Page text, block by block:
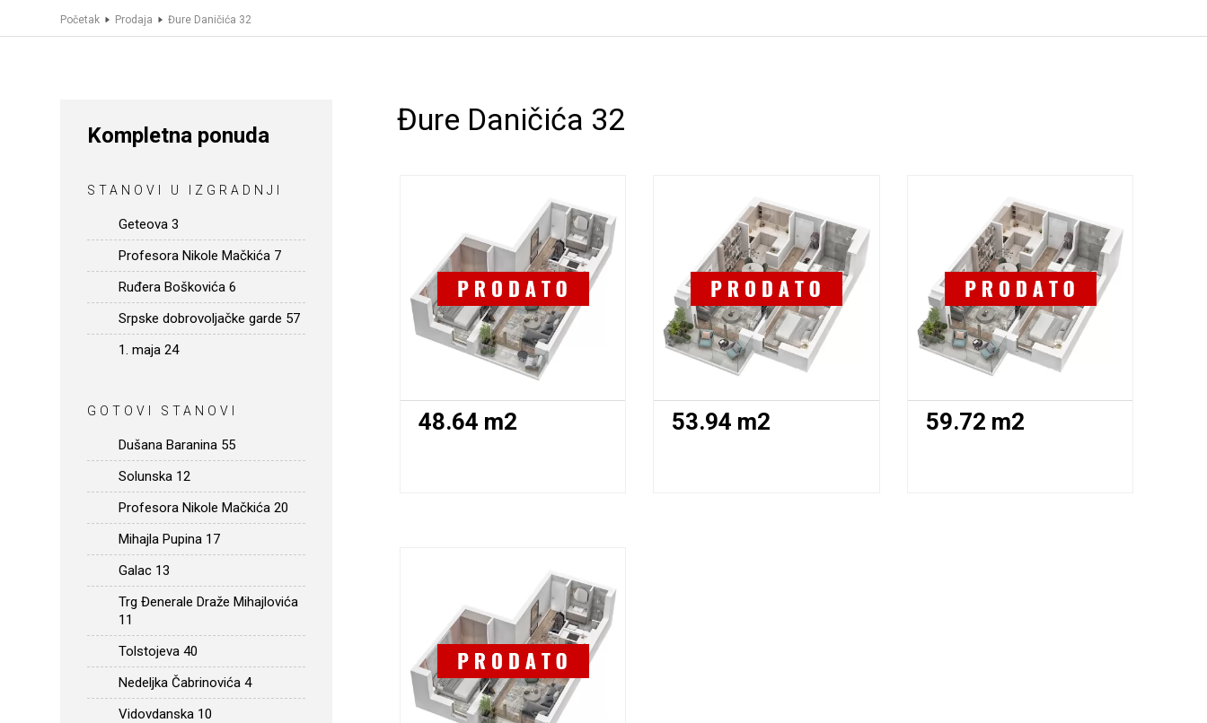
Početak Prodaja Đure Daničića 32
Kompletna ponuda
STANOVI U IZGRADNJI
Geteova 3
Profesora Nikole Mačkića 7
Ruđera Boškovića 6
Srpske dobrovoljačke garde 57
1. maja 24
GOTOVI STANOVI
Dušana Baranina 55
Solunska 12
Profesora Nikole Mačkića 20
Mihajla Pupina 17
Galac 13
Trg Đenerale Draže Mihajlovića
11
Tolstojeva 40
Nedeljka Čabrinovića 4
Vidovdanska 10
Đure Daničića 32
48.64 m2 53.94 m2 59.72 m2